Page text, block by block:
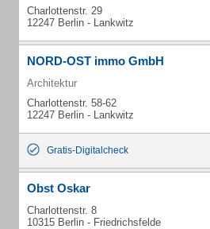
Charlottenstr. 29
12247 Berlin - Lankwitz
NORD-OST immo GmbH
Architektur
Charlottenstr. 58-62
12247 Berlin - Lankwitz
Gratis-Digitalcheck
Obst Oskar
Charlottenstr. 8
10315 Berlin - Friedrichsfelde